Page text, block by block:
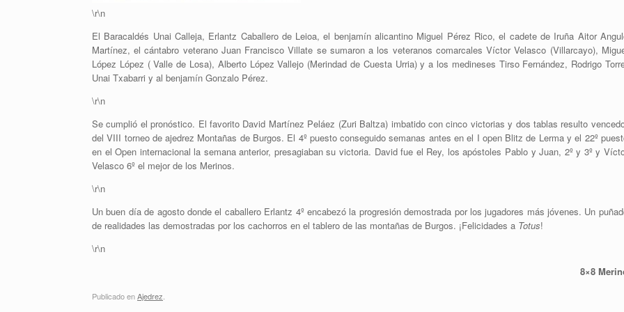
\r\n
El Baracaldés Unai Calleja, Erlantz Caballero de Leioa, el benjamín alicantino Miguel Pérez Rico, el cadete de Iruña Aitor
Martínez, el cántabro veterano Juan Francisco Villate se sumaron a los veteranos comarcales Víctor Velasco (Villarcayo),
López López ( Valle de Losa), Alberto López Vallejo (Merindad de Cuesta Urria) y a los medineses Tirso Fernández, Rodrigo
Unai Txabarri y al benjamín Gonzalo Pérez.
\r\n
Se cumplió el pronóstico. El favorito David Martínez Peláez (Zuri Baltza) imbatido con cinco victorias y dos tablas resulto
del VIII torneo de ajedrez Montañas de Burgos. El 4º puesto conseguido semanas antes en el I open Blitz de Lerma y el 22º
en el Open internacional la semana anterior, presagiaban su victoria. David fue el Rey, los apóstoles Pablo y Juan, 2º y 3º y
Velasco 6º el mejor de los Merinos.
\r\n
Un buen día de agosto donde el caballero Erlantz 4º encabezó la progresión demostrada por los jugadores más jóvenes. Un
de realidades las demostradas por los cachorros en el tablero de las montañas de Burgos. ¡Felicidades a Totus!
\r\n
8×8
Publicado enAjedrez